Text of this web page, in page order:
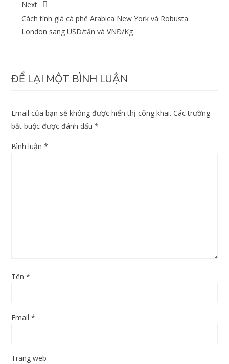
Next
Cách tính giá cà phê Arabica New York và Robusta
London sang USD/tấn và VNĐ/Kg
ĐỂ LẠI MỘT BÌNH LUẬN
Email của bạn sẽ không được hiển thị công khai. Các trường
bắt buộc được đánh dấu*
Bình luận*
Tên*
Email*
Trang web